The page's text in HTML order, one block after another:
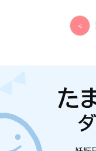
<